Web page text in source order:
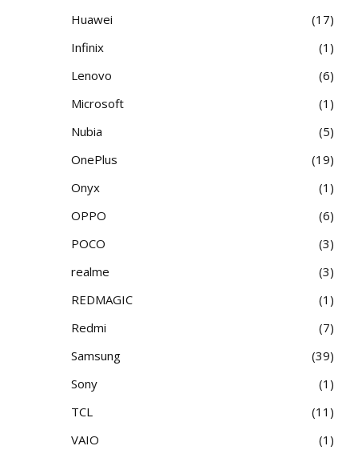
Huawei
17
Infinix
1
Lenovo
6
Microsoft
1
Nubia
5
OnePlus
19
Onyx
1
OPPO
6
POCO
3
realme
3
REDMAGIC
1
Redmi
7
Samsung
39
Sony
1
TCL
11
VAIO
1